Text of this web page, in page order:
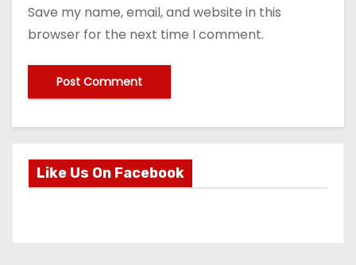
Save my name, email, and website in this
browser for the next time I comment.
Like Us On Facebook